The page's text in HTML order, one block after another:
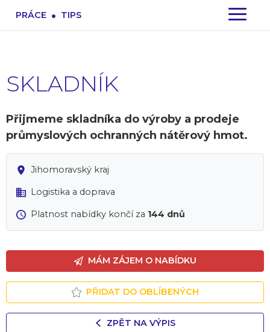
PRÁCE . TIPS
SKLADNÍK
Přijmeme skladníka do výroby a prodeje
průmyslových ochranných nátěrový hmot.
Jihomoravský kraj
Logistika a doprava
Platnost nabídky končí za 144 dnů
MÁM ZÁJEM O NABÍDKU
PŘIDAT DO OBLÍBENÝCH
ZPĚT NA VÝPIS